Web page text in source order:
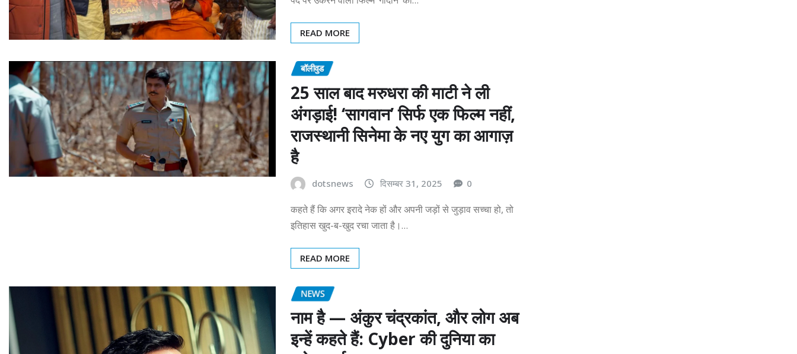
READ MORE
बॉलीवुड
25 साल बाद मरुधरा की माटी ने ली
अंगड़ाई! ‘सागवान’ सिर्फ एक फिल्म नहीं,
राजस्थानी सिनेमा के नए युग का आगाज़
है
dotsnews दिसम्बर 31, 2025 0
कहते हैं कि अगर इरादे नेक हों और अपनी जड़ों से जुड़ाव सच्चा हो, तो
इतिहास खुद-ब-खुद रचा जाता है।…
READ MORE
NEWS
नाम है — अंकुर चंद्रकांत, और लोग अब
इन्हें कहते हैं: Cyber की दुनिया का